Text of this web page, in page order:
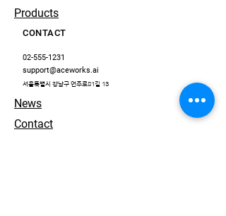
Products
CONTACT
02-555-1231
support@aceworks.ai
서울특별시 강남구 언주로81길 13
News
Contact